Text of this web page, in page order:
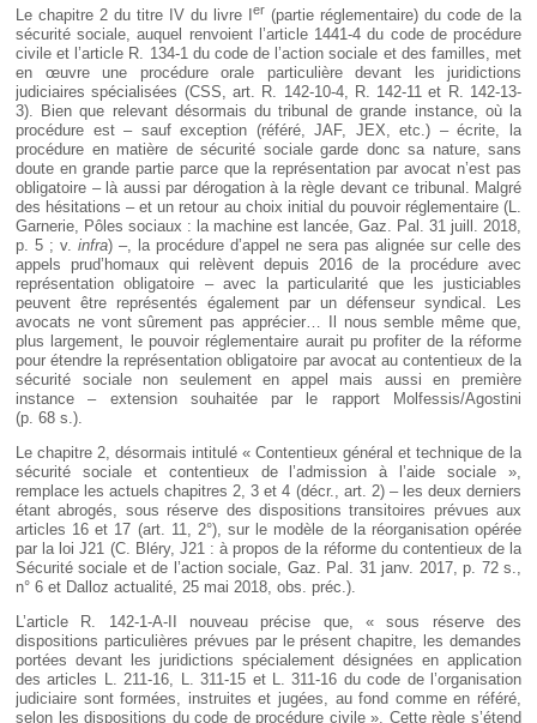
Le chapitre 2 du titre IV du livre I
er (partie réglementaire) du code de la
sécurité sociale, auquel renvoient l’article 1441-4 du code de procédure
civile et l’article R. 134-1 du code de l’action sociale et des familles, met
en œuvre une procédure orale particulière devant les juridictions
judiciaires spécialisées (CSS, art. R. 142-10-4, R. 142-11 et R. 142-13-
3). Bien que relevant désormais du tribunal de grande instance, où la
procédure est – sauf exception (référé, JAF, JEX, etc.) – écrite, la
procédure en matière de sécurité sociale garde donc sa nature, sans
doute en grande partie parce que la représentation par avocat n’est pas
obligatoire – là aussi par dérogation à la règle devant ce tribunal. Malgré
des hésitations – et un retour au choix initial du pouvoir réglementaire (L.
Garnerie, Pôles sociaux : la machine est lancée, Gaz. Pal. 31 juill. 2018,
p. 5 ; v. infra) –, la procédure d’appel ne sera pas alignée sur celle des
appels prud’homaux qui relèvent depuis 2016 de la procédure avec
représentation obligatoire – avec la particularité que les justiciables
peuvent être représentés également par un défenseur syndical. Les
avocats ne vont sûrement pas apprécier… Il nous semble même que,
plus largement, le pouvoir réglementaire aurait pu profiter de la réforme
pour étendre la représentation obligatoire par avocat au contentieux de la
sécurité sociale non seulement en appel mais aussi en première
instance – extension souhaitée par le rapport Molfessis/Agostini
(p. 68 s.).
Le chapitre 2, désormais intitulé « Contentieux général et technique de la
sécurité sociale et contentieux de l’admission à l’aide sociale »,
remplace les actuels chapitres 2, 3 et 4 (décr., art. 2) – les deux derniers
étant abrogés, sous réserve des dispositions transitoires prévues aux
articles 16 et 17 (art. 11, 2°), sur le modèle de la réorganisation opérée
par la loi J21 (C. Bléry, J21 : à propos de la réforme du contentieux de la
Sécurité sociale et de l’action sociale, Gaz. Pal. 31 janv. 2017, p. 72 s.,
n° 6 et Dalloz actualité, 25 mai 2018, obs. préc.).
L’article R. 142-1-A-II nouveau précise que, « sous réserve des
dispositions particulières prévues par le présent chapitre, les demandes
portées devant les juridictions spécialement désignées en application
des articles L. 211-16, L. 311-15 et L. 311-16 du code de l’organisation
judiciaire sont formées, instruites et jugées, au fond comme en référé,
selon les dispositions du code de procédure civile ». Cette règle s’étend